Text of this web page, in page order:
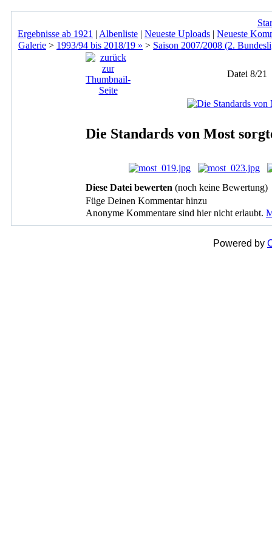
Ergebnisse ab 1921 | Albenliste | Neueste Uploads | Neueste
Galerie > 1993/94 bis 2018/19 » > Saison 2007/2008 (2.
Datei 8/21
Die Standards von Most
Diese Datei bewerten (noch keine Bewertung)
Füge Deinen Kommentar hinzu
Anonyme Kommentare sind hier nicht erlaubt.
Powered by